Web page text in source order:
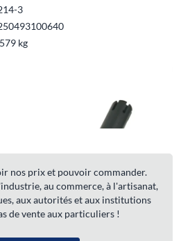
3
kg
nos prix et pouvoir commander.
au commerce, à l'artisanat,
aux autorités et aux institutions
de vente aux particuliers !